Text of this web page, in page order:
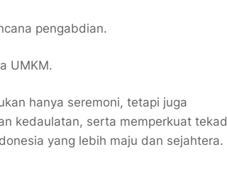
pengabdian.
UMKM.
hanya seremoni, tetapi juga
kedaulatan, serta memperkuat tekad
yang lebih maju dan sejahtera.